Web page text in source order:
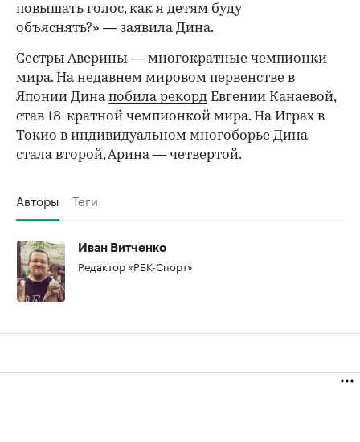
повышать голос, как я детям буду
объяснять?» — заявила Дина.
Сестры Аверины — многократные чемпионки
мира. На недавнем мировом первенстве в
Японии Динапобила рекорд Евгении Канаевой,
став 18-кратной чемпионкой мира. На Играх в
Токио в индивидуальном многоборье Дина
стала второй, Арина — четвертой.
Авторы Теги
Иван Витченко
Редактор «РБК-Спорт»